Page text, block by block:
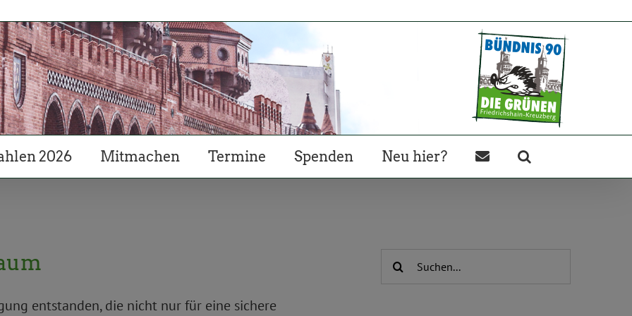
2026 Mitmachen Termine Spenden Neu hier?
entstanden, die nicht nur für eine sichere
Suche